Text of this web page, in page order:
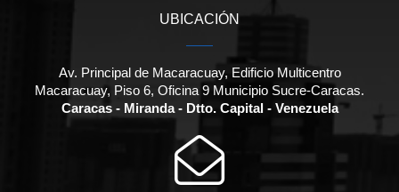
UBICACIÓN
Av. Principal de Macaracuay, Edificio Multicentro
Macaracuay, Piso 6, Oficina 9 Municipio Sucre-Caracas.
Caracas - Miranda - Dtto. Capital - Venezuela